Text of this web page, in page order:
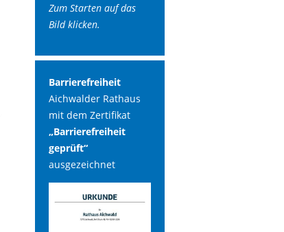
Zum Starten auf das
Bild klicken.
Barrierefreiheit
Aichwalder Rathaus
mit dem Zertifikat
„Barrierefreiheit
geprüft“
ausgezeichnet